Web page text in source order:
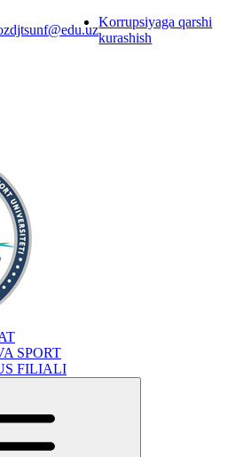
Korrupsiyaga qarshi
kurashish
SPORT
FILIALI